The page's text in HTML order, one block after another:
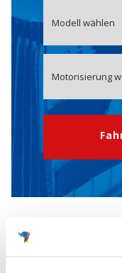
OE-Nummer